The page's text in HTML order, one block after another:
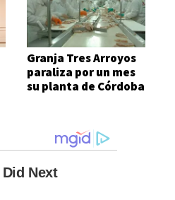
Granja Tres Arroyos
paraliza por un mes
su planta de Córdoba